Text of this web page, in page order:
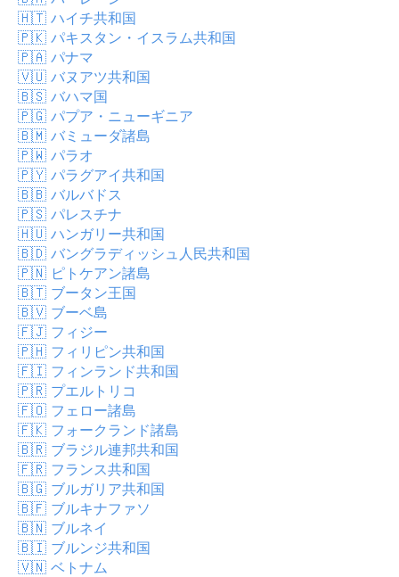
🇭🇹 ハイチ共和国
🇵🇰 パキスタン・イスラム共和国
🇵🇦 パナマ
🇻🇺 バヌアツ共和国
🇧🇸 バハマ国
🇵🇬 パプア・ニューギニア
🇧🇲 バミューダ諸島
🇵🇼 パラオ
🇵🇾 パラグアイ共和国
🇧🇧 バルバドス
🇵🇸 パレスチナ
🇭🇺 ハンガリー共和国
🇧🇩 バングラディッシュ人民共和国
🇵🇳 ピトケアン諸島
🇧🇹 ブータン王国
🇧🇻 ブーベ島
🇫🇯 フィジー
🇵🇭 フィリピン共和国
🇫🇮 フィンランド共和国
🇵🇷 プエルトリコ
🇫🇴 フェロー諸島
🇫🇰 フォークランド諸島
🇧🇷 ブラジル連邦共和国
🇫🇷 フランス共和国
🇧🇬 ブルガリア共和国
🇧🇫 ブルキナファソ
🇧🇳 ブルネイ
🇧🇮 ブルンジ共和国
🇻🇳 ベトナム